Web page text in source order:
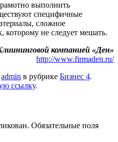
выполнить
специфичные
сложное
которому не следует мешать.
компанией «Ден»
http://www.firmaden.ru/
admin в рубрике Бизнес 4.
ссылку.
Обязательные поля